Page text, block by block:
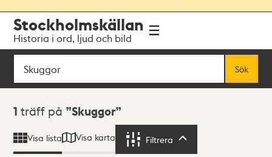
navigationen
huvudinnehållet
Stockholmskällan
Historia i ord, ljud och bild
Sök
Sök
Sökresultat
1 träff på Skuggor
Visa lista Visa karta Filtrera